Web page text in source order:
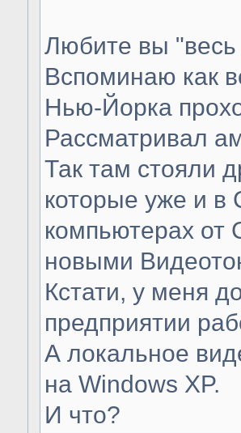
Любите вы
Вспоминаю как
Нью-Йорка
Рассматривал
Так там стояли
которые уже и в
компьютерах
новыми
Кстати, у меня
предприятии
А локальное
на Windows XP.
И что?